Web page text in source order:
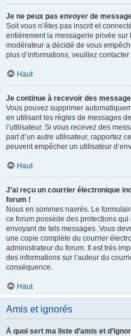
Je ne peux pas envoyer de
Soit vous n’êtes pas inscrit et
entièrement la messagerie privée
modérateur a décidé de vous
plus d’informations, veuillez
Haut
Je continue à recevoir des
Vous pouvez supprimer
en utilisant les règles de messages
l’utilisateur. Si vous recevez des
part d’un autre utilisateur, rapportez
peuvent empêcher un utilisateur
Haut
J’ai reçu un courrier électronique
forum !
Nous en sommes navrés. Le
ce forum possède des protections
envoyant de tels messages. Vous
une copie complète du courrier
administrateur du forum. Il est très
des informations sur l’auteur du
conséquence.
Haut
Amis et ignorés
À quoi sert ma liste d’amis et